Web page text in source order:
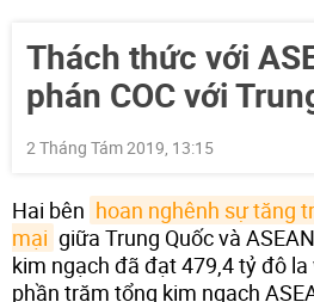
Thách thức với
phán COC với
2 Tháng Tám 2019, 13:15
Hai bên hoan nghênh sự tăng
mại giữa Trung Quốc và
kim ngạch đã đạt 479,4 tỷ đô la
phần trăm tổng kim ngạch